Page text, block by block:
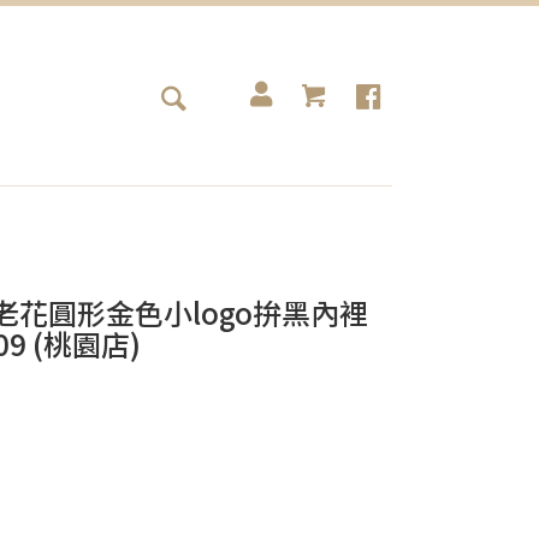
花圓形金色小logo拚黑內裡
(桃園店)